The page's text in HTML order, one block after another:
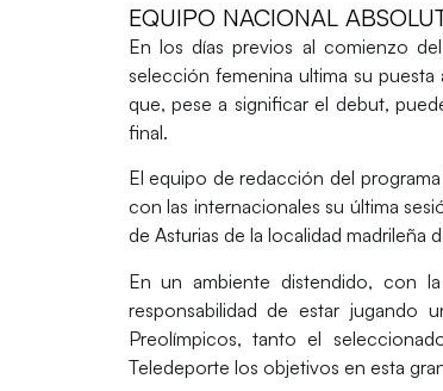
EQUIPO NACIONAL
En los días previos al comienzo
selección femenina ultima su
que, pese a significar el debut,
final.
El equipo de redacción del
con las internacionales su última
de Asturias de la localidad madrileña
En un ambiente distendido, con
responsabilidad de estar jugando
Preolímpicos, tanto el
Teledeporte los objetivos en esta